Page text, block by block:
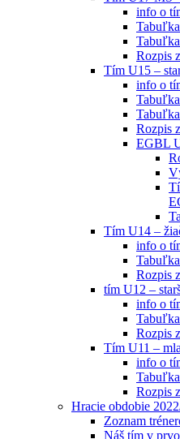
info o
Rozpis
Tím U15 –
info o
Rozpis
EGBL
Tím U14 –
info o
Rozpis
tím U12 –
info o
Rozpis
Tím U11 –
info o
Rozpis
Hracie obdobie
Zoznam
Náš tím v